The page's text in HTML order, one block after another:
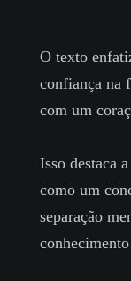
O texto
confiança na
com um
Isso destaca
como um
separação